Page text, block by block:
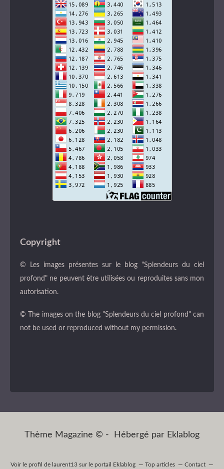
Copyright
© Les images présentes sur le blog "Splendeurs du ciel
profond" ne peuvent être utilisées ou reproduites sans mon
autorisation.
© The images on the blog "Splendeurs du ciel profond" can
not be used or reproduced without my permission.
Thème Magazine © - Hébergé par Eklablog
Voir le profil de laurent13 sur le portail Eklablog Top articles Contact